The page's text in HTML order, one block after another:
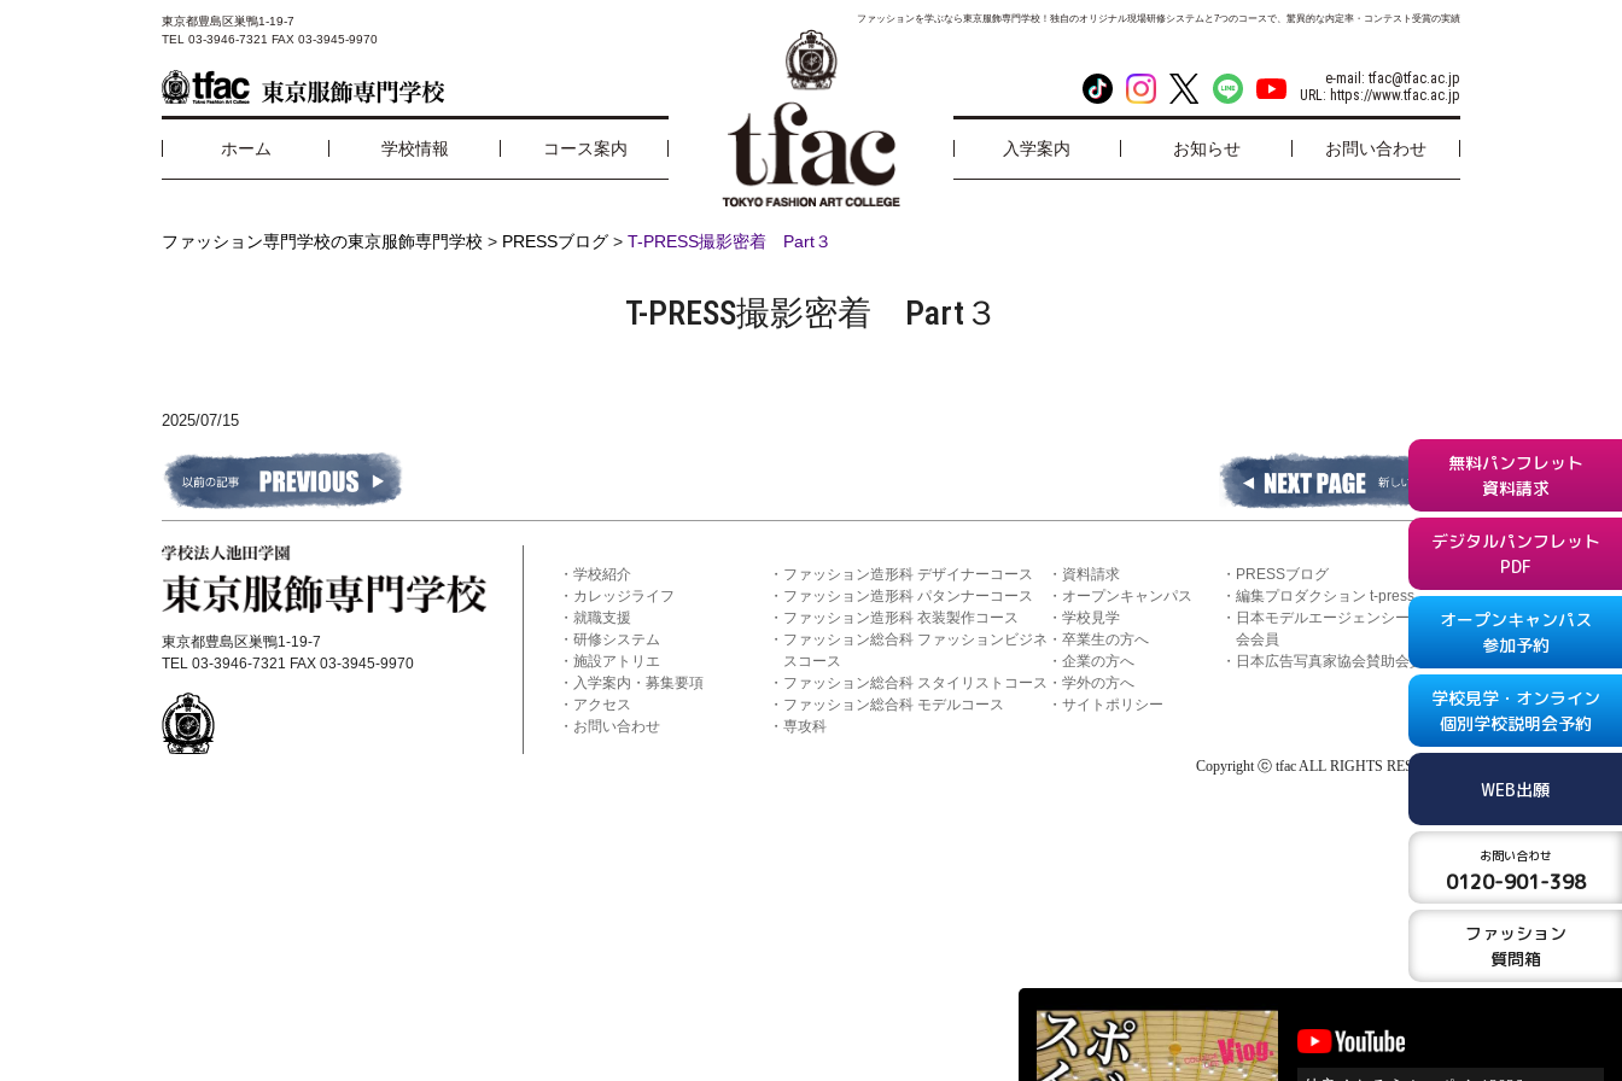
東京都豊島区巣鴨1-19-7
TEL 03-3946-7321 FAX 03-3945-9970
ファッションを学ぶなら東京服飾専門学校！独自のオリジナル現場研修システムと7つのコースで、驚異的な内定率・コンテスト受賞の実績
e-mail: tfac@tfac.ac.jp
URL: https://www.tfac.ac.jp
ホーム 学校情報 コース案内 入学案内 お知らせ お問い合わせ
ファッション専門学校の東京服飾専門学校 > PRESSブログ >T-PRESS撮影密着 Part３
T-PRESS撮影密着 Part３
2025/07/15
東京都豊島区巣鴨1-19-7
TEL 03-3946-7321 FAX 03-3945-9970
学校紹介
カレッジライフ
就職支援
研修システム
施設アトリエ
入学案内・募集要項
アクセス
お問い合わせ
ファッション造形科 デザイナーコース
ファッション造形科 パタンナーコース
ファッション造形科 衣装製作コース
ファッション総合科 ファッションビジネ
スコース
ファッション総合科 スタイリストコース
ファッション総合科 モデルコース
専攻科
資料請求
オープンキャンパス
学校見学
卒業生の方へ
企業の方へ
学外の方へ
サイトポリシー
PRESSブログ
編集プロダクション t-press
日本モデルエージェンシー協
会会員
日本広告写真家協会賛助会員
Copyright ⓒ tfac ALL RIGHTS RESERVED
無料パンフレット
資料請求
デジタルパンフレット
PDF
オープンキャンパス
参加予約
学校見学・オンライン
個別学校説明会予約
WEB出願
お問い合わせ
0120-901-398
ファッション
質問箱